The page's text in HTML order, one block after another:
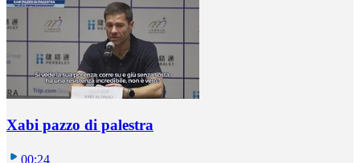
Xabi pazzo di palestra
00:24